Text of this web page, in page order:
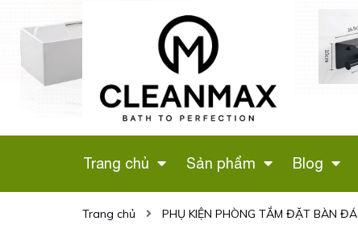
SINH
HỒNG
LÔ GIẤY ĐÔI (MÀU
ĐEN) CÓ GIÁ ĐỂ
ĐIỆN THOẠI - 346D
Liên hệ
Trang chủ Sản phẩm Blog
Trang chủ PHỤ KIỆN PHÒNG TẮM ĐẶT BÀN ĐÁ